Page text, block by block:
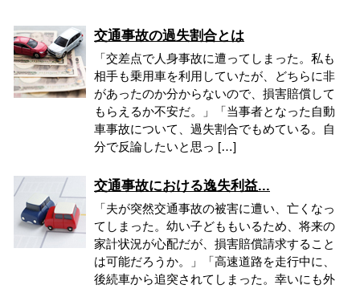
交通事故の過失割合とは
「交差点で人身事故に遭ってしまった。私も
相手も乗用車を利用していたが、どちらに非
があったのか分からないので、損害賠償して
もらえるか不安だ。」「当事者となった自動
車事故について、過失割合でもめている。自
分で反論したいと思っ […]
交通事故における逸失利益...
「夫が突然交通事故の被害に遭い、亡くなっ
てしまった。幼い子どももいるため、将来の
家計状況が心配だが、損害賠償請求すること
は可能だろうか。」「高速道路を走行中に、
後続車から追突されてしまった。幸いにも外